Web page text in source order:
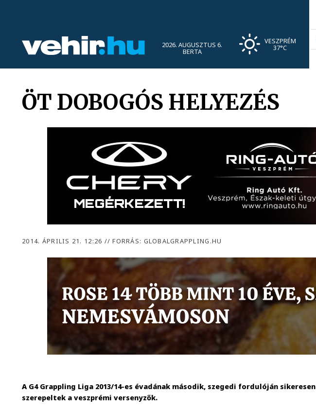
2026. AUGUSZTUS 6.
BERTA
VESZPRÉM
37°C
ÖT DOBOGÓS HELYEZÉS
2014. ÁPRILIS 21. 12:26 // FORRÁS: GLOBALGRAPPLING.HU
A G4 Grappling Liga 2013/14-es évadának második, szegedi fordulóján sikeresen
szerepeltek a veszprémi versenyzők.